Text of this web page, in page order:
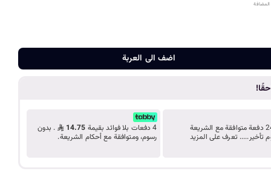
ي
د
ك
ر
ب
اضف الى العربة
الى
قسّط مشترياتك على 24 دفعة متوافقة مع الشريعة
تأخير..... تعرف على المزيد
4 دفعات بلا فوائد بقيمة 14.75
. بدون
رسوم، ومتوافقة مع أحكام الشريعة.